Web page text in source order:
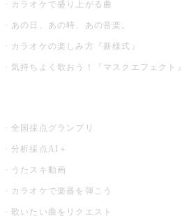
カラオケで盛り上がる曲
あの日、あの時、あの音楽。
カラオケの楽しみ方『新様式』
気持ちよく歌おう！『マスクエフェクト』
全国採点グランプリ
分析採点AI＋
うたスキ動画
カラオケで楽器を弾こう
歌いたい曲をリクエスト